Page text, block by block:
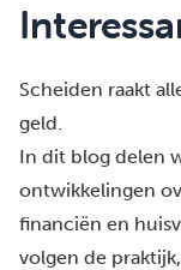
Scheiden raakt
geld.
In dit blog delen
ontwikkelingen
financiën en
volgen de